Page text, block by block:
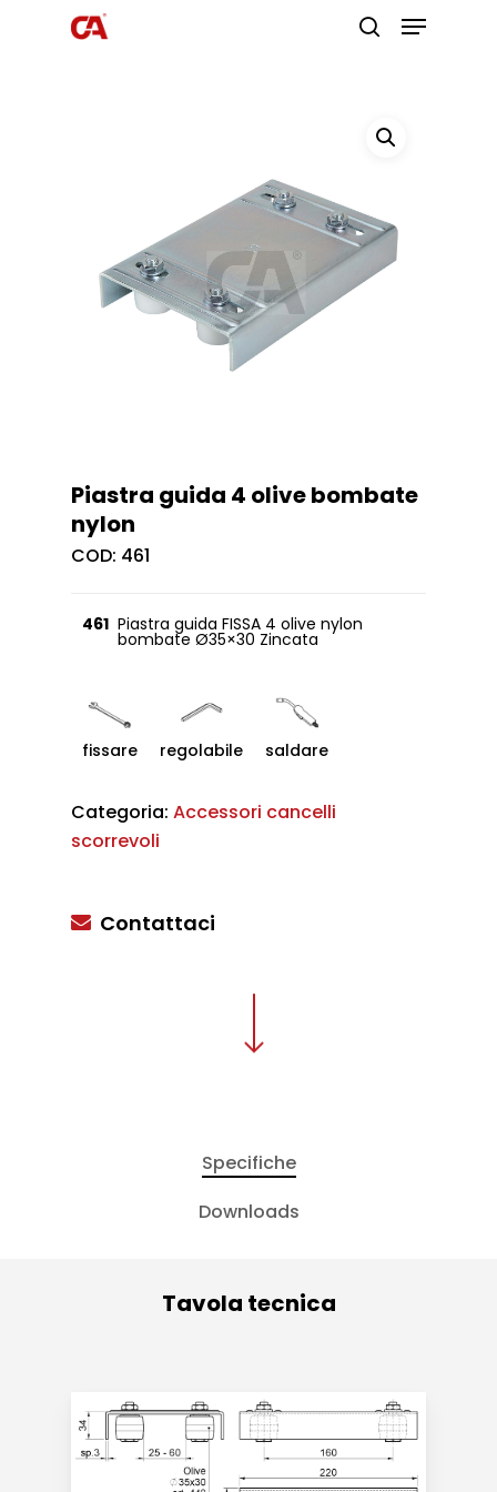
Piastra guida 4 olive bombate
nylon
COD: 461
461 Piastra guida FISSA 4 olive nylon
bombate Ø35×30 Zincata
fissare regolabile saldare
Categoria: Accessori cancelli
scorrevoli
Contattaci
Specifiche
Downloads
Tavola tecnica